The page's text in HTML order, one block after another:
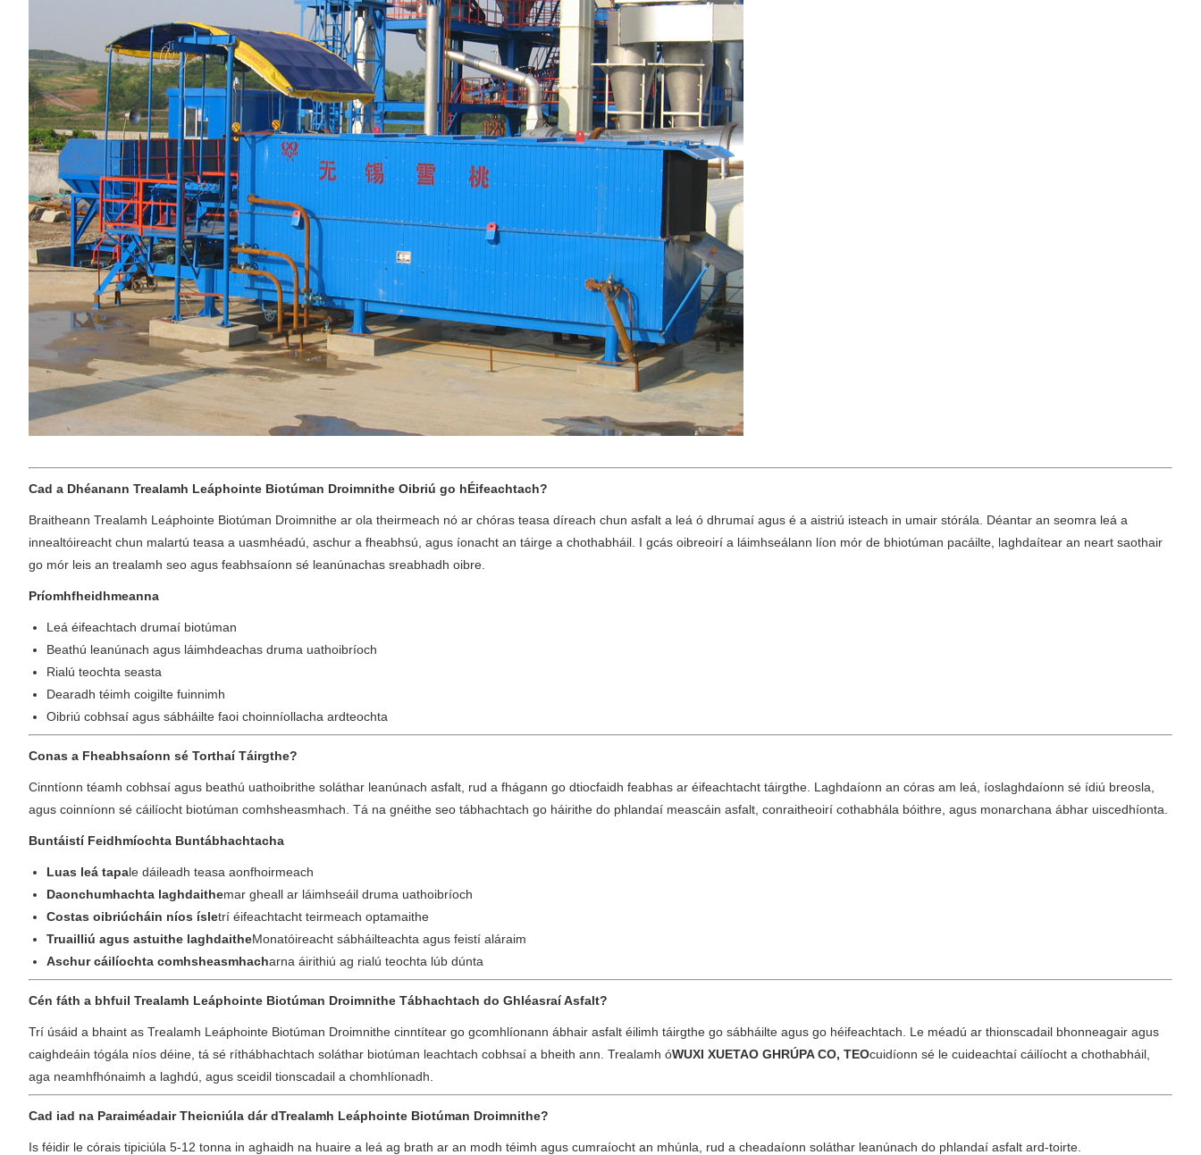
Cad a Dhéanann Trealamh Leáphointe Biotúman Droimnithe Oibriú go hÉifeachtach?
Braitheann Trealamh Leáphointe Biotúman Droimnithe ar ola theirmeach nó ar chóras teasa díreach chun asfalt a leá ó dhrumaí agus é a aistriú isteach in umair stórála. Déantar an seomra leá a
innealtóireacht chun malartú teasa a uasmhéadú, aschur a fheabhsú, agus íonacht an táirge a chothabháil. I gcás oibreoirí a láimhseálann líon mór de bhiotúman pacáilte, laghdaítear an neart saothair
go mór leis an trealamh seo agus feabhsaíonn sé leanúnachas sreabhadh oibre.
Príomhfheidhmeanna
Leá éifeachtach drumaí biotúman
Beathú leanúnach agus láimhdeachas druma uathoibríoch
Rialú teochta seasta
Dearadh téimh coigilte fuinnimh
Oibriú cobhsaí agus sábháilte faoi choinníollacha ardteochta
Conas a Fheabhsaíonn sé Torthaí Táirgthe?
Cinntíonn téamh cobhsaí agus beathú uathoibrithe soláthar leanúnach asfalt, rud a fhágann go dtiocfaidh feabhas ar éifeachtacht táirgthe. Laghdaíonn an córas am leá, íoslaghdaíonn sé ídiú breosla,
agus coinníonn sé cáilíocht biotúman comhsheasmhach. Tá na gnéithe seo tábhachtach go háirithe do phlandaí meascáin asfalt, conraitheoirí cothabhála bóithre, agus monarchana ábhar uiscedhíonta.
Buntáistí Feidhmíochta Buntábhachtacha
Luas leá tapale dáileadh teasa aonfhoirmeach
Daonchumhachta laghdaithemar gheall ar láimhseáil druma uathoibríoch
Costas oibriúcháin níos ísletrí éifeachtacht teirmeach optamaithe
Truailliú agus astuithe laghdaitheMonatóireacht sábháilteachta agus feistí aláraim
Aschur cáilíochta comhsheasmhacharna áirithiú ag rialú teochta lúb dúnta
Cén fáth a bhfuil Trealamh Leáphointe Biotúman Droimnithe Tábhachtach do Ghléasraí Asfalt?
Trí úsáid a bhaint as Trealamh Leáphointe Biotúman Droimnithe cinntítear go gcomhlíonann ábhair asfalt éilimh táirgthe go sábháilte agus go héifeachtach. Le méadú ar thionscadail bhonneagair agus
caighdeáin tógála níos déine, tá sé ríthábhachtach soláthar biotúman leachtach cobhsaí a bheith ann. Trealamh óWUXI XUETAO GHRÚPA CO, TEOcuidíonn sé le cuideachtaí cáilíocht a chothabháil,
aga neamhfhónaimh a laghdú, agus sceidil tionscadail a chomhlíonadh.
Cad iad na Paraiméadair Theicniúla dár dTrealamh Leáphointe Biotúman Droimnithe?
Is féidir le córais tipiciúla 5-12 tonna in aghaidh na huaire a leá ag brath ar an modh téimh agus cumraíocht an mhúnla, rud a cheadaíonn soláthar leanúnach do phlandaí asfalt ard-toirte.